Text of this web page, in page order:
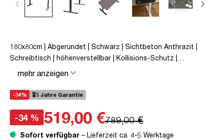
180x80cm | Abgerundet | Schwarz | Sichtbeton Anthrazit |
Schreibtisch | höhenverstellbar | Kollisions-Schutz |
Elektrisch höhenverstellbar | Kindersicherung | Metall | Holz |
Grau | Schwarz | 5 Jahre Herstellergarantie | unmontiert |
TÜV© mobiles Arbeiten | bis zu 80 kg | Y-Line | Y-Line Curved |
mehr anzeigen
-34% 🎖️5 Jahre Garantie
-34 % 519,00 €789,00 €
Sofort verfügbar – Lieferzeit ca. 4-5 Werktage